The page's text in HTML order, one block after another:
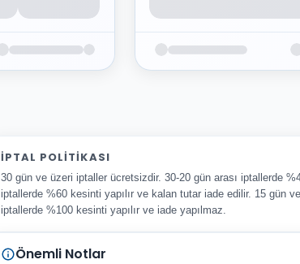
İPTAL POLITIKASI
30 gün ve üzeri iptaller ücretsizdir. 30-20 gün arası iptallerde
iptallerde %60 kesinti yapılır ve kalan tutar iade edilir. 15 gün
iptallerde %100 kesinti yapılır ve iade yapılmaz.
Önemli Notlar